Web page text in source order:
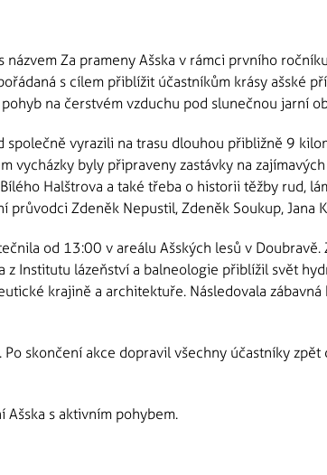
Za prameny Ašska v rámci prvního
s cílem přiblížit účastníkům krásy ašské
na čerstvém vzduchu pod slunečnou jarní
vyrazili na trasu dlouhou přibližně 9
vycházky byly připraveny zastávky na
Halštrova a také třeba o historii těžby rud,
Zdeněk Nepustil, Zdeněk Soukup, Jana
od 13:00 v areálu Ašských lesů v
z Institutu lázeňství a balneologie přiblížil svět
krajině a architektuře. Následovala
skončení akce dopravil všechny účastníky zpět
Ašska s aktivním pohybem.